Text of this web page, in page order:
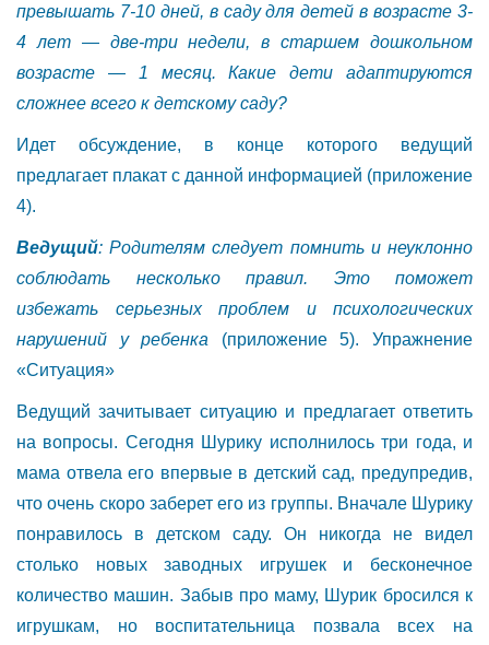
превышать 7-10 дней, в саду для детей в возрасте 3-
4 лет — две-три недели, в старшем дошкольном
возрасте — 1 месяц. Какие дети адаптируются
сложнее всего к детскому саду?
Идет обсуждение, в конце которого ведущий
предлагает плакат с данной информацией (приложение
4).
Ведущий: Родителям следует помнить и неуклонно
соблюдать несколько правил. Это поможет
избежать серьезных проблем и психологических
нарушений у ребенка (приложение 5). Упражнение
«Ситуация»
Ведущий зачитывает ситуацию и предлагает ответить
на вопросы. Сегодня Шурику исполнилось три года, и
мама отвела его впервые в детский сад, предупредив,
что очень скоро заберет его из группы. Вначале Шурику
понравилось в детском саду. Он никогда не видел
столько новых заводных игрушек и бесконечное
количество машин. Забыв про маму, Шурик бросился к
игрушкам, но воспитательница позвала всех на